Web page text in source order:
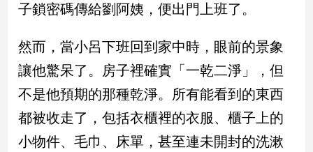
觀
兩
岸/
國
際
會/
子鎖密碼傳給劉阿姨，便出門上班了。
然而，當小呂下班回到家中時，眼前的景象
讓他驚呆了。房子裡確實「一乾二淨」，但
不是他預期的那種乾淨。所有能看到的東西
都被收走了，包括衣櫃裡的衣服、櫃子上的
小物件、毛巾、床單，甚至連未開封的洗漱